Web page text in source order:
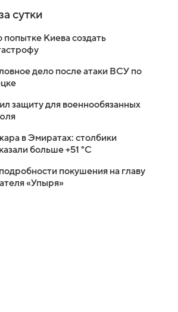
сутки
попытке Киева создать
дело после атаки ВСУ по
защиту для военнообязанных
в Эмиратах: столбики
больше +51 °C
покушения на главу
«Упыря»